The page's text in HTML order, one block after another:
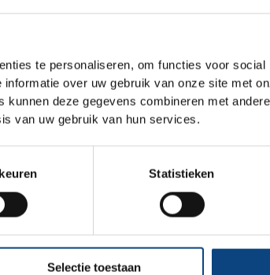
te personaliseren, om functies voor
over uw gebruik van onze site met
kunnen deze gegevens combineren met
van uw gebruik van hun services.
Statistieken
Selectie toestaan
while loadingwww.changan.nl(see the